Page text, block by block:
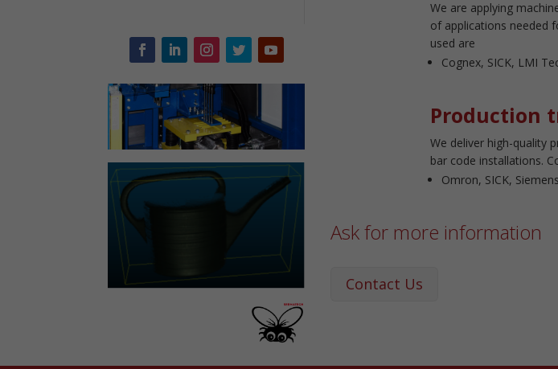
We are applying
of applications needed
used are
Cognex, SICK, LMI
Production
We deliver high-quality
bar code installations.
Omron, SICK, Siemens
Ask for more information
Contact Us